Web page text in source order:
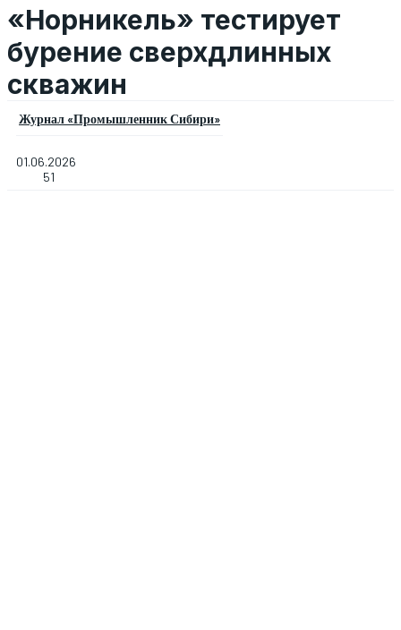
«Норникель» тестирует
бурение сверхдлинных
скважин
Журнал «Промышленник Сибири»
01.06.2026
51